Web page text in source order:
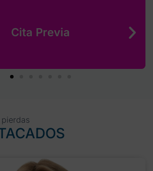
Cita Previa